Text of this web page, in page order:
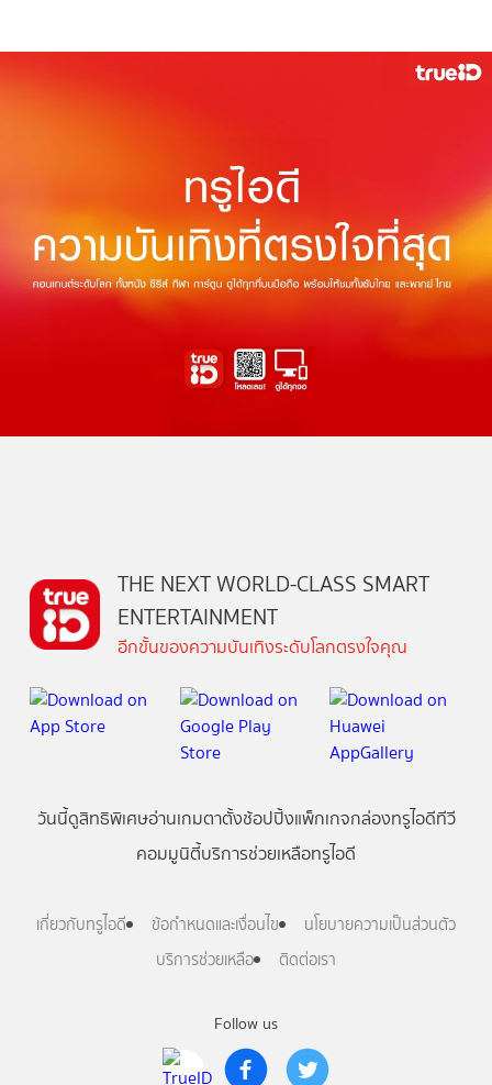
Follow us
THE NEXT WORLD-CLASS SMART
ENTERTAINMENT
อีกขั้นของความบันเทิงระดับโลกตรงใจคุณ
วันนี้ดูสิทธิพิเศษอ่านเกมตาตั้งช้อปปิ้งแพ็กเกจกล่องทรูไอดีทีวี
คอมมูนิตี้บริการช่วยเหลือทรูไอดี
เกี่ยวกับทรูไอดี ข้อกำหนดและเงื่อนไข
นโยบายความเป็นส่วนตัว
บริการช่วยเหลือ
ติดต่อเรา